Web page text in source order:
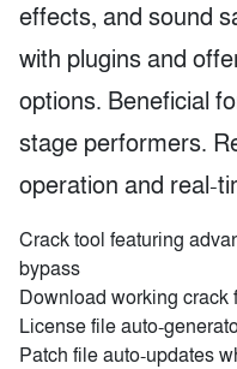
effects, and sound
with plugins and
options. Beneficial
stage performers.
operation and real-
Crack tool featuring
bypass
Download working crack
License file auto-
Patch file auto-updates